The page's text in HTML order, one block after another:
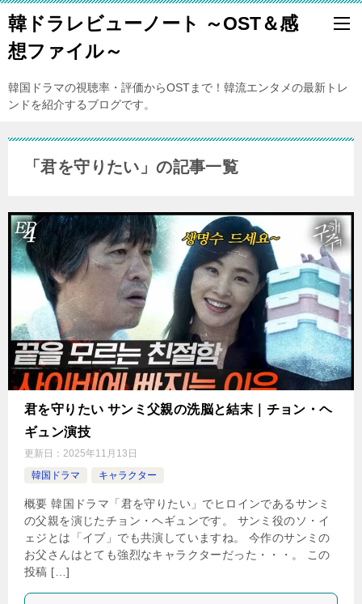
韓ドラレビューノート ～OST＆感
想ファイル～
韓国ドラマの視聴率・評価からOSTまで！韓流エンタメの最新トレ
ンドを紹介するブログです。
「君を守りたい」の記事一覧
君を守りたい サンミ父親の洗脳と結末｜チョン・ヘ
ギュン演技
更新日： 2025年11月13日
韓国ドラマ
キャラクター
概要 韓国ドラマ「君を守りたい」でヒロインであるサンミ
の父親を演じたチョン・ヘギュンです。 サンミ役のソ・イ
ェジとは「イブ」でも共演していますね。 今作のサンミの
お父さんはとても強烈なキャラクターだった・・・。 この
投稿 […]